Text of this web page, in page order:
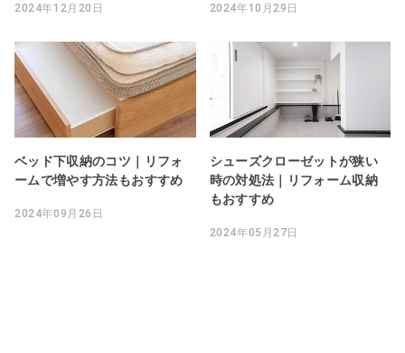
2024年12月20日 2024年10月29日
ベッド下収納のコツ｜リフォ
ームで増やす方法もおすすめ
2024年09月26日
シューズクローゼットが狭い
時の対処法｜リフォーム収納
もおすすめ
2024年05月27日